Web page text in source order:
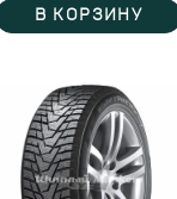
В КОРЗИНУ